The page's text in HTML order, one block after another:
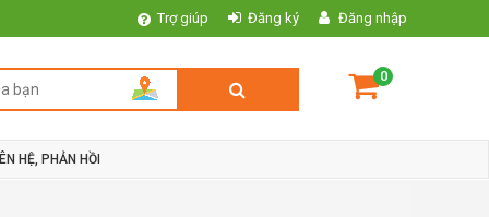
Trợ giúp Đăng ký Đăng nhập
0
HỆ, PHẢN HỒI